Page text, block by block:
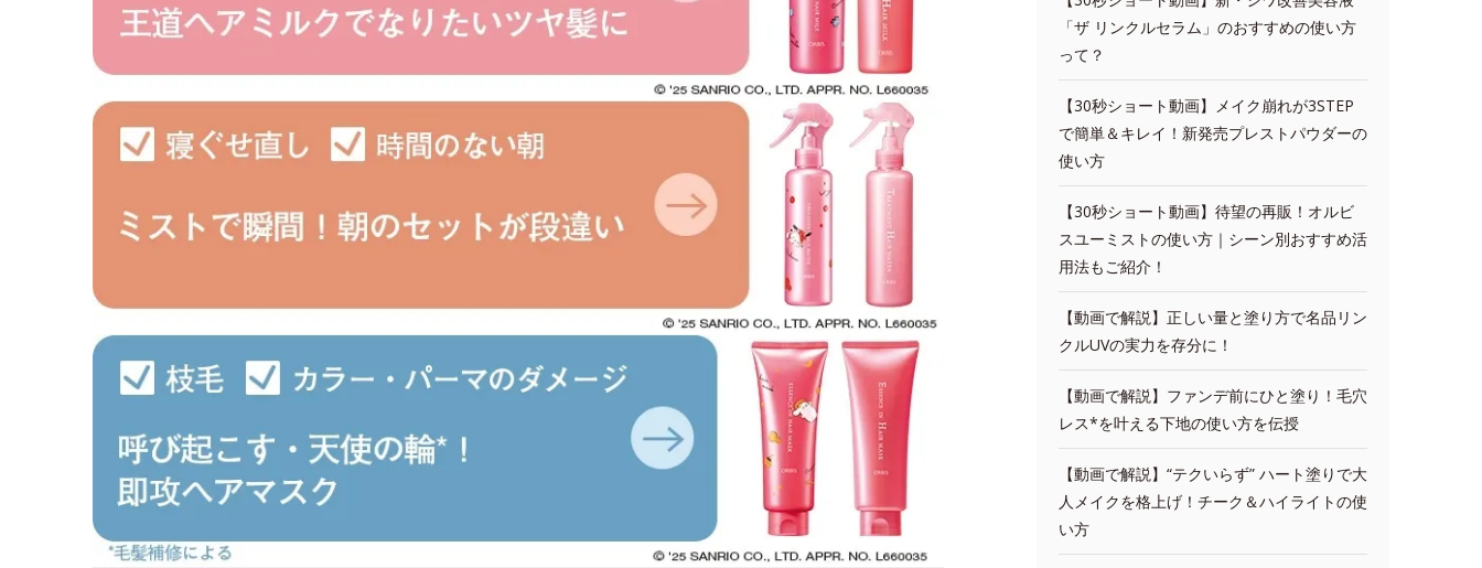
「ザ リンクルセラム」のおすすめの使い方
って？
【30秒ショート動画】メイク崩れが3STEP
で簡単＆キレイ！新発売プレストパウダーの
使い方
【30秒ショート動画】待望の再販！オルビ
スユーミストの使い方｜シーン別おすすめ活
用法もご紹介！
【動画で解説】正しい量と塗り方で名品リン
クルUVの実力を存分に！
【動画で解説】ファンデ前にひと塗り！毛穴
レス*を叶える下地の使い方を伝授
【動画で解説】“テクいらず” ハート塗りで大
人メイクを格上げ！チーク＆ハイライトの使
い方